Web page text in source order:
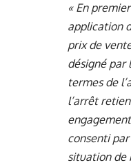
« En
application
prix de
désigné par
termes de
l’arrêt
consenti
situation de